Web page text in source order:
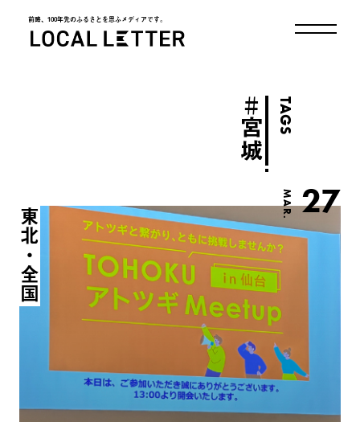
前略、100年先のふるさとを思ふメディアです。
TAGS
＃
宮城
MAR. 27
東北・全国